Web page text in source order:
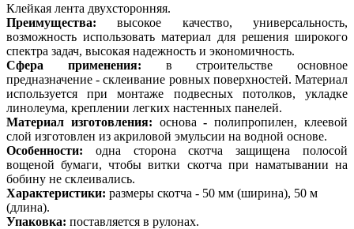
Клейкая лента двухсторонняя.
Преимущества:высокое качество, универсальность,
возможность использовать материал для решения широкого
спектра задач, высокая надежность и экономичность.
Сфера применения: в строительстве основное
предназначение - склеивание ровных поверхностей. Материал
используется при монтаже подвесных потолков, укладке
линолеума, креплении легких настенных панелей.
Материал изготовления: основа -полипропилен, клеевой
слой изготовлен из акриловой эмульсии на водной основе.
Особенности: одна сторона скотча защищена полосой
вощеной бумаги, чтобы витки скотча при наматывании на
бобину не склеивались.
Характеристики: размеры скотча - 50 мм (ширина), 50 м
(длина).
Упаковка: поставляется в рулонах.